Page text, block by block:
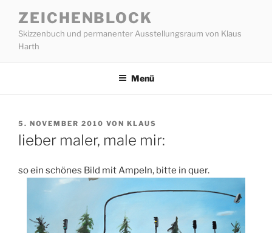
Inhalt
springen
ZEICHENBLOCK
Skizzenbuch und permanenter Ausstellungsraum von Klaus
Harth
Menü
VERÖFFENTLICHT
AM
5. NOVEMBER 2010 VON KLAUS
lieber maler, male mir:
so ein schönes Bild mit Ampeln, bitte in quer.